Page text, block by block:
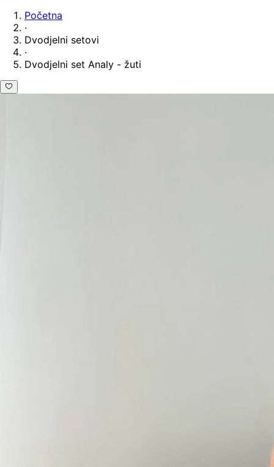
Početna
·
Dvodjelni setovi
·
Dvodjelni set Analy - žuti